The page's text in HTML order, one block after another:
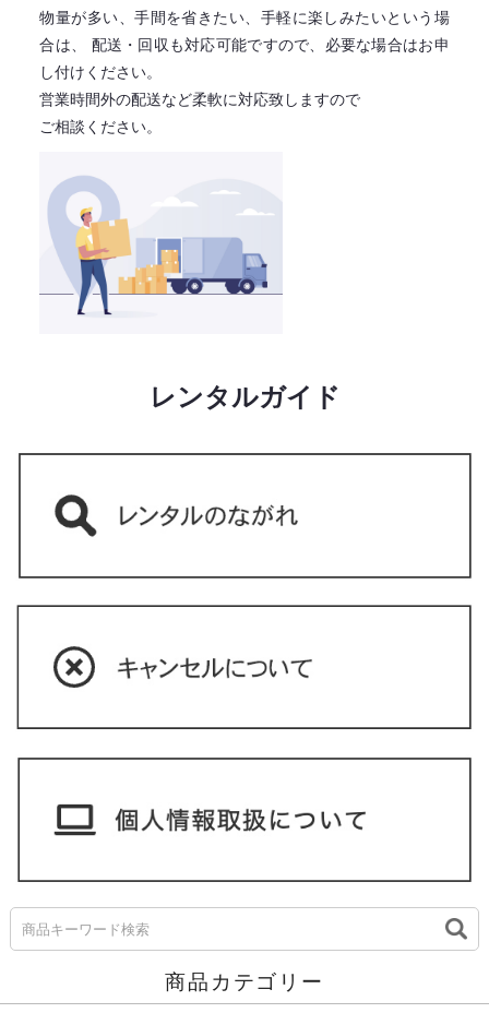
商品カテゴリー
物量が多い、手間を省きたい、手軽に楽しみたいという場
合は、
配送・回収も対応可能ですので、必要な場合はお申
し付けください。
営業時間外の配送など柔軟に対応致しますので
ご相談ください。
レンタルガイド